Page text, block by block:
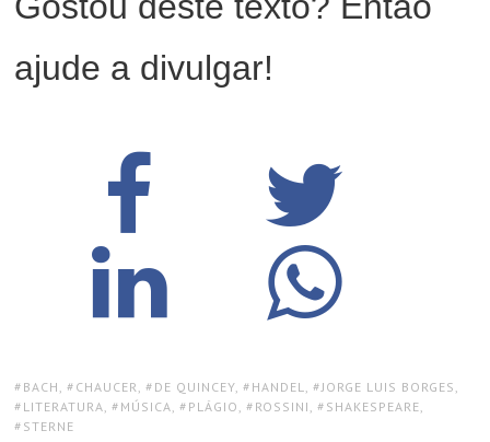
ajude a divulgar!
TAGS:
BACH , CHAUCER , DE QUINCEY , HANDEL , JORGE LUIS BORGES
LITERATURA , MÚSICA , PLÁGIO , ROSSINI , SHAKESPEARE
STERNE